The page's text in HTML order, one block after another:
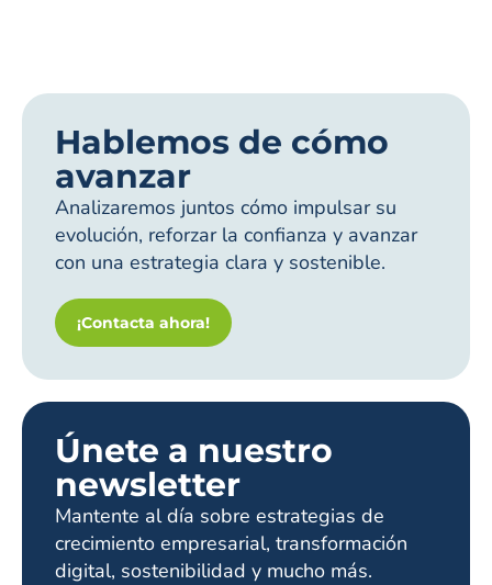
Hablemos de cómo
avanzar
Analizaremos juntos cómo impulsar su
evolución, reforzar la confianza y avanzar
con una estrategia clara y sostenible.
¡Contacta ahora!
Únete a nuestro
newsletter
Mantente al día sobre estrategias de
crecimiento empresarial, transformación
digital, sostenibilidad y mucho más.